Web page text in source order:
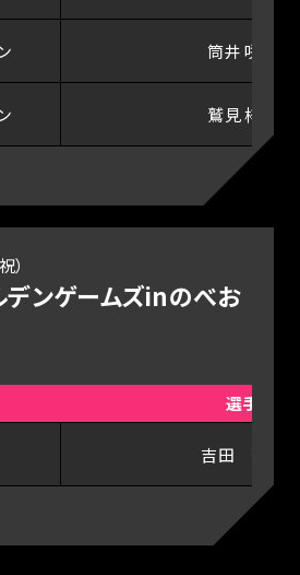
筒井 咲帆
鷲見 梓沙
）
ンゲームズinのべお
選手
吉田 莉帆